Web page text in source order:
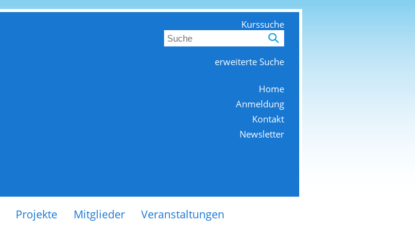
Kurssuche
erweiterte Suche
Home
Anmeldung
Kontakt
Newsletter
Projekte Mitglieder Veranstaltungen